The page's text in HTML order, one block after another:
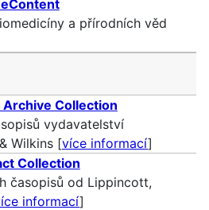
a přírodních věd
Collection
vydavatelství
Wilkins [více informací]
Collection
časopisů od Lippincott,
informací]